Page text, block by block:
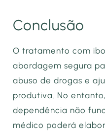
Conclusão
O tratamento com
abordagem segura
abuso de drogas e
produtiva. No
dependência não
médico poderá